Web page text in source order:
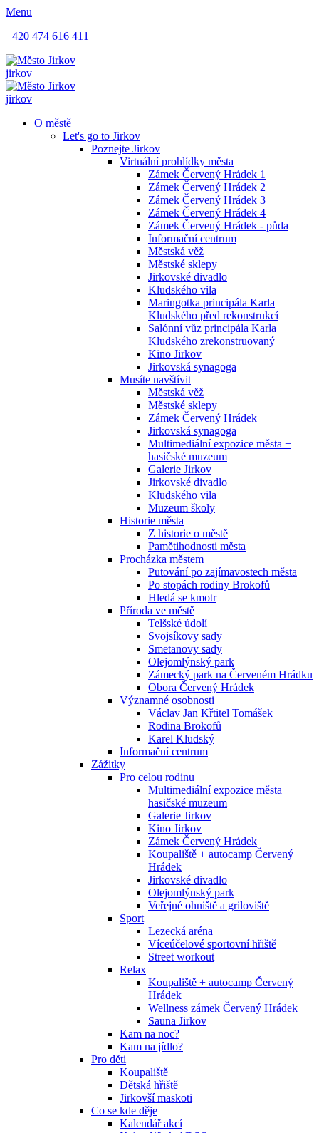
Menu
+420 474 616 411
jirkov
jirkov
O městě
Let's go to Jirkov
Poznejte Jirkov
Virtuální prohlídky města
Zámek Červený Hrádek 1
Zámek Červený Hrádek 2
Zámek Červený Hrádek 3
Zámek Červený Hrádek 4
Zámek Červený Hrádek - půda
Informační centrum
Městská věž
Městské sklepy
Jirkovské divadlo
Kludského vila
Maringotka principála Karla
Kludského před rekonstrukcí
Salónní vůz principála Karla
Kludského zrekonstruovaný
Kino Jirkov
Jirkovská synagoga
Musíte navštívit
Městská věž
Městské sklepy
Zámek Červený Hrádek
Jirkovská synagoga
Multimediální expozice města +
hasičské muzeum
Galerie Jirkov
Jirkovské divadlo
Kludského vila
Muzeum školy
Historie města
Z historie o městě
Pamětihodnosti města
Procházka městem
Putování po zajímavostech města
Po stopách rodiny Brokofů
Hledá se kmotr
Příroda ve městě
Telšské údolí
Svojsíkovy sady
Smetanovy sady
Olejomlýnský park
Zámecký park na Červeném Hrádku
Obora Červený Hrádek
Významné osobnosti
Václav Jan Křtitel Tomášek
Rodina Brokofů
Karel Kludský
Informační centrum
Zážitky
Pro celou rodinu
Multimediální expozice města +
hasičské muzeum
Galerie Jirkov
Kino Jirkov
Zámek Červený Hrádek
Koupaliště + autocamp Červený
Hrádek
Jirkovské divadlo
Olejomlýnský park
Veřejné ohniště a griloviště
Sport
Lezecká aréna
Víceúčelové sportovní hřiště
Street workout
Relax
Koupaliště + autocamp Červený
Hrádek
Wellness zámek Červený Hrádek
Sauna Jirkov
Kam na noc?
Kam na jídlo?
Pro děti
Koupaliště
Dětská hřiště
Jirkovší maskoti
Co se kde děje
Kalendář akcí